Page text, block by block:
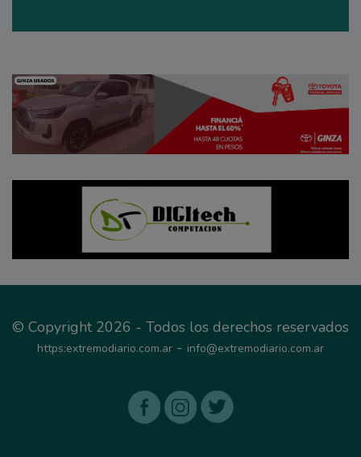
© Copyright 2026 - Todos los derechos reservados
https:extremodiario.com.ar - info@extremodiario.com.ar